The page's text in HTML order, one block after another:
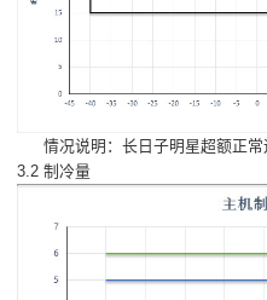
情况说明：长日子明星超额正
3.2 制冷量